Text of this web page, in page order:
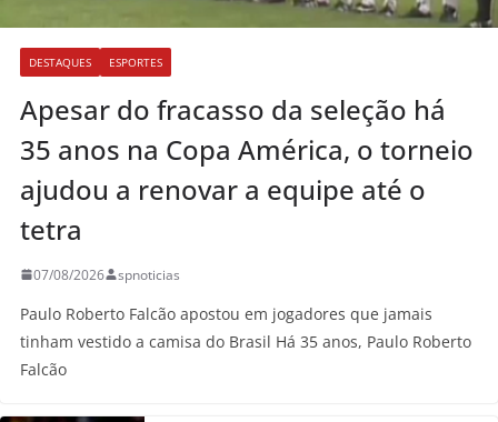
DESTAQUES ESPORTES
Apesar do fracasso da seleção há
35 anos na Copa América, o torneio
ajudou a renovar a equipe até o
tetra
07/08/2026 spnoticias
Paulo Roberto Falcão apostou em jogadores que jamais
tinham vestido a camisa do Brasil Há 35 anos, Paulo Roberto
Falcão